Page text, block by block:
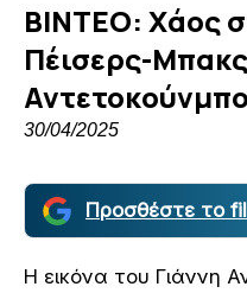
ΒΙΝΤΕΟ: Χάος
Πέισερς-
30/04/2025
Προσθέστε το
Η εικόνα του Γιάννη